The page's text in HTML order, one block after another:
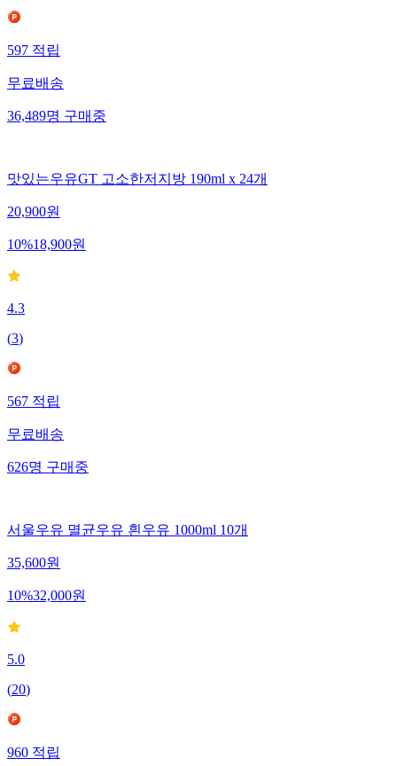
597 적립
무료배송
36,489명 구매중
맛있는우유GT 고소한저지방 190ml x 24개
20,900원
10%18,900원
4.3
(3)
567적립
무료배송
626명구매중
서울우유 멸균우유 흰우유 1000ml 10개
35,600원
10%32,000원
5.0
(20)
960적립